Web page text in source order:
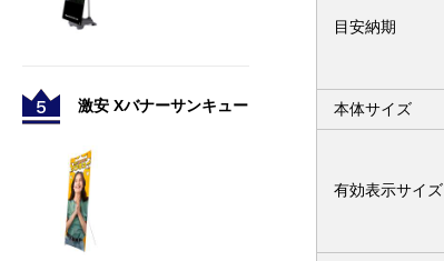
目安納期
本体サイズ
有効表示サイズ
激安 Xバナーサンキュー